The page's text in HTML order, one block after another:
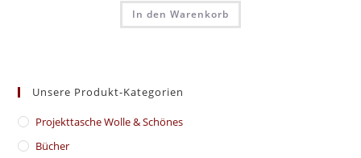
In den Warenkorb
Unsere Produkt-Kategorien
​Projekttasche Wolle & Schönes
Bücher